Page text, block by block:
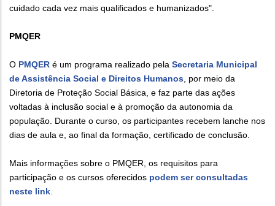
cuidado cada vez mais qualificados e humanizados".
PMQER
O PMQER é um programa realizado pela Secretaria Municipal
de Assistência Social e Direitos Humanos, por meio da
Diretoria de Proteção Social Básica, e faz parte das ações
voltadas à inclusão social e à promoção da autonomia da
população. Durante o curso, os participantes recebem lanche nos
dias de aula e, ao final da formação, certificado de conclusão.
Mais informações sobre o PMQER, os requisitos para
participação e os cursos oferecidos podem ser consultadas
neste link.